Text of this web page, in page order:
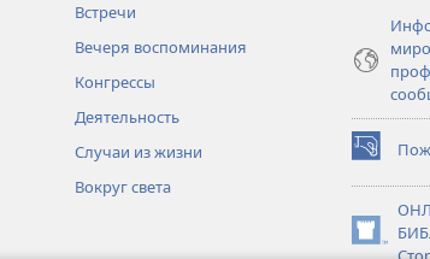
Встречи
Вечеря воспоминания
Конгрессы
Деятельность
Случаи из жизни
Вокруг света
в
новом
окне)